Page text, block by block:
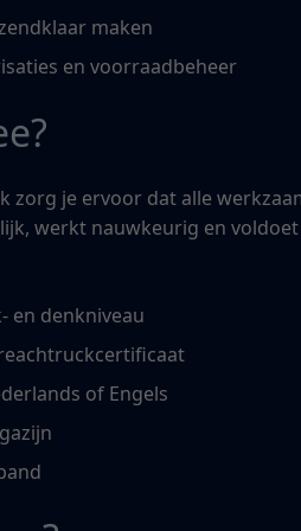
maken
en voorraadbeheer
zorg je ervoor dat alle
werkt nauwkeurig en
en denkniveau
of Engels